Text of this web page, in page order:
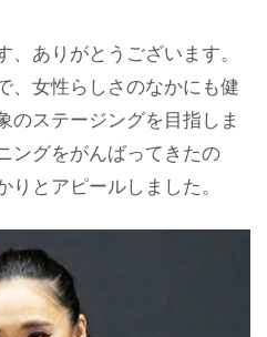
ありがとうございます。
、女性らしさのなかにも健
のステージングを目指しま
ングをがんばってきたの
とアピールしました。